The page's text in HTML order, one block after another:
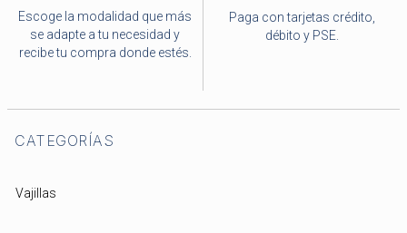
Escoge la modalidad que más
se adapte a tu necesidad y
recibe tu compra donde estés.
Paga con tarjetas crédito,
débito y PSE.
CATEGORÍAS
Vajillas